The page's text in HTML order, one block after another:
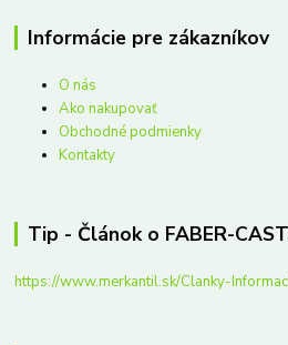
Informácie pre zákazníkov
O nás
Ako nakupovať
Obchodné podmienky
Kontakty
Tip - Článok o FABER-
https://www.merkantil.sk/Clanky-